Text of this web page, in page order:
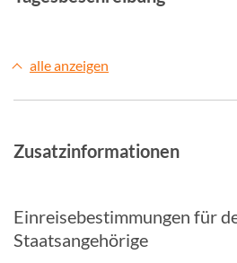
alle anzeigen
Zusatzinformationen
Einreisebestimmungen für
Staatsangehörige